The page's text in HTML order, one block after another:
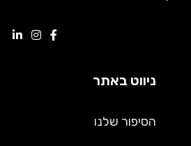
ניווט באתר
הסיפור שלנו